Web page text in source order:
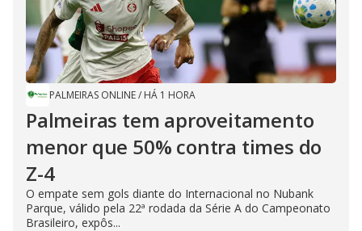
PALMEIRAS ONLINE/ HÁ 1 HORA
Palmeiras tem aproveitamento
menor que 50% contra times do
Z-4
O empate sem gols diante do Internacional no Nubank
Parque, válido pela 22ª rodada da Série A do Campeonato
Brasileiro, expôs...